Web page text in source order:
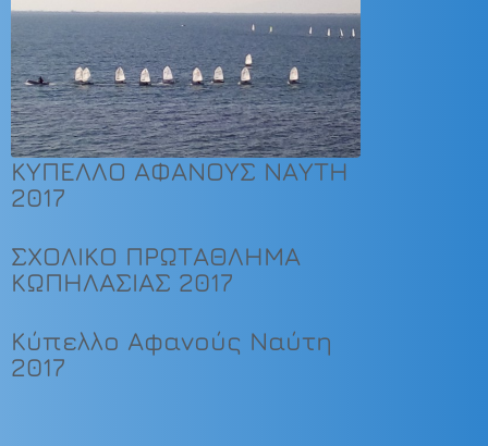
ΚΥΠΕΛΛΟ ΑΦΑΝΟΥΣ ΝΑΥΤΗ
2017
ΣΧΟΛΙΚΟ ΠΡΩΤΑΘΛΗΜΑ
ΚΩΠΗΛΑΣΙΑΣ 2017
Κύπελλο Αφανούς Ναύτη
2017